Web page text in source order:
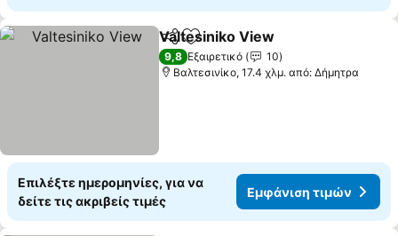
Κοινοποίηση
Προσθήκη στα αγαπημένα
Valtesiniko View
9,8 Εξαιρετικό
10
Βαλτεσινίκο, 17.4 χλμ. από: Δήμητρα
Επιλέξτε ημερομηνίες, για να
δείτε τις ακριβείς τιμές
Εμφάνιση τιμών